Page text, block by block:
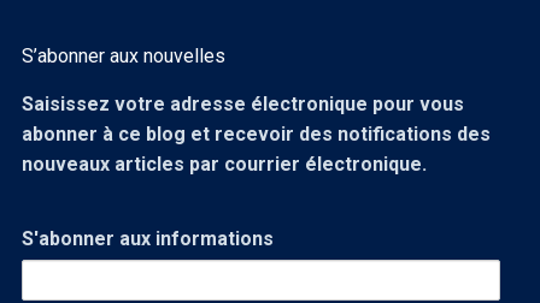
S’abonner aux nouvelles
Saisissez votre adresse électronique pour vous
abonner à ce blog et recevoir des notifications des
nouveaux articles par courrier électronique.
S'abonner aux informations